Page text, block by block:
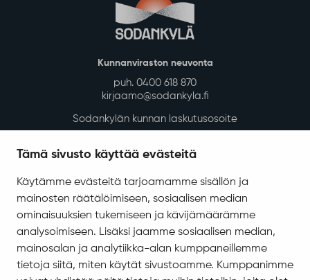
Tämä sivusto käyttää evästeitä
Käytämme evästeitä tarjoamamme sisällön ja
mainosten räätälöimiseen, sosiaalisen median
ominaisuuksien tukemiseen ja kävijämäärämme
analysoimiseen. Lisäksi jaamme sosiaalisen median,
mainosalan ja analytiikka-alan kumppaneillemme
tietoja siitä, miten käytät sivustoamme. Kumppanimme
Kunnanviraston neuvonta
puh. 0400 618 870
kirjaamo@sodankyla.fi
Sodankylän kunnan laskutusosoite
Asiakirjajulkisuuskuvaus
Evästeiden hallinta
Yhteystiedot
Jäämerentie 1, 99601 Sodankylä